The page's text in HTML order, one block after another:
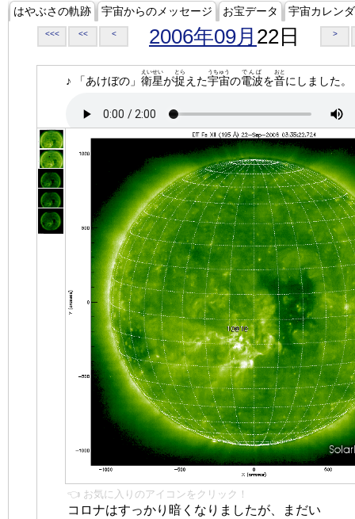
はやぶさの軌跡 宇宙からのメッセージ お宝データ 宇宙カレン
<<< << < 2006年09月 22日 >
♪ 「あけぼの」 衛星
えいせい
が捉
とら
えた宇宙
うちゅう
の電波
でんぱ
を音
おと
にしました。
👈 お気に入りのアイコンをクリック！
コロナはすっかり暗くなりましたが、まだい